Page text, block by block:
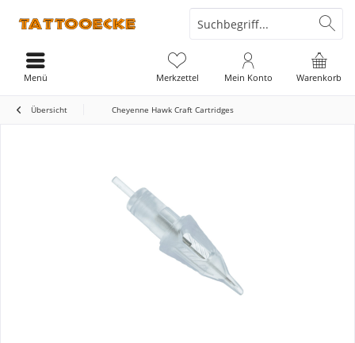
Warenkorb
Merkzettel Mein Konto
Menü
Übersicht Cheyenne Hawk Craft Cartridges